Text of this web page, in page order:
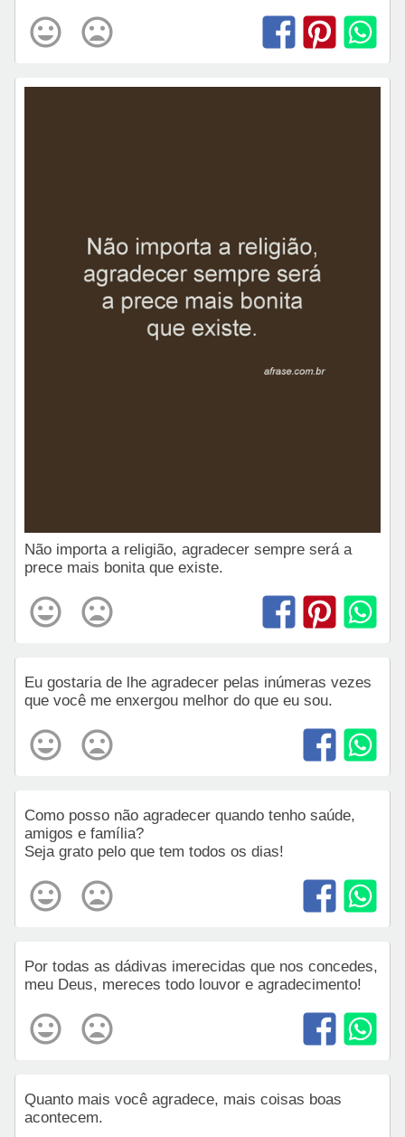
Não importa a religião, agradecer sempre será a
prece mais bonita que existe.
Eu gostaria de lhe agradecer pelas inúmeras vezes
que você me enxergou melhor do que eu sou.
Como posso não agradecer quando tenho saúde,
amigos e família?
Seja grato pelo que tem todos os dias!
Por todas as dádivas imerecidas que nos concedes,
meu Deus, mereces todo louvor e agradecimento!
Quanto mais você agradece, mais coisas boas
acontecem.